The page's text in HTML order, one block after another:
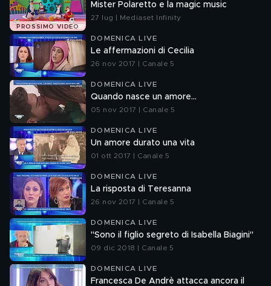
PROSSIMO VIDEO
Mister Polaretto e la magic music
27 lug | Mediaset Infinity
DOMENICA LIVE
Le affermazioni di Cecilia
26 nov 2017 | Canale 5
DOMENICA LIVE
Quando nasce un amore...
05 nov 2017 | Canale 5
DOMENICA LIVE
Un amore durato una vita
01 ott 2017 | Canale 5
DOMENICA LIVE
La risposta di Teresanna
26 nov 2017 | Canale 5
DOMENICA LIVE
"Sono il figlio segreto di Isabella Biagini"
09 dic 2018 | Canale 5
DOMENICA LIVE
Francesca De Andrè attacca ancora il